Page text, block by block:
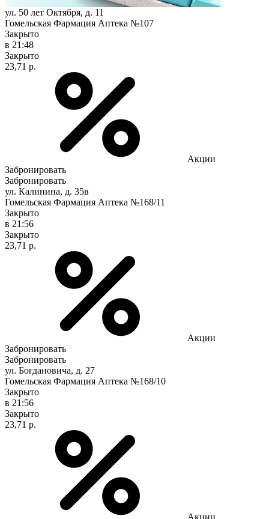
ул. 50 лет Октября, д. 11
Гомельская Фармация Аптека №107
Закрыто
в 21:48
Закрыто
23,71 р.
Акции
Забронировать
Забронировать
ул. Калинина, д. 35в
Гомельская Фармация Аптека №168/11
Закрыто
в 21:56
Закрыто
23,71 р.
Акции
Забронировать
Забронировать
ул. Богдановича, д. 27
Гомельская Фармация Аптека №168/10
Закрыто
в 21:56
Закрыто
23,71 р.
Акции